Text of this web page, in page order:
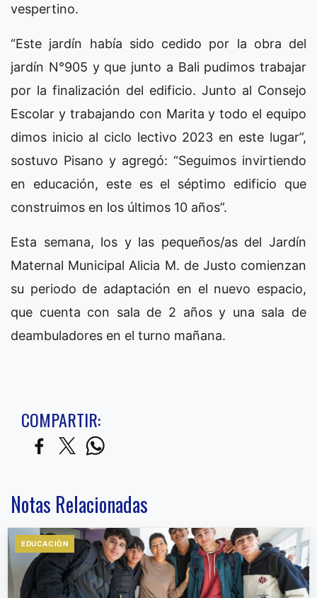
vespertino.
“Este jardín había sido cedido por la obra del
jardín N°905 y que junto a Bali pudimos trabajar
por la finalización del edificio. Junto al Consejo
Escolar y trabajando con Marita y todo el equipo
dimos inicio al ciclo lectivo 2023 en este lugar”,
sostuvo Pisano y agregó: “Seguimos invirtiendo
en educación, este es el séptimo edificio que
construimos en los últimos 10 años”.
Esta semana, los y las pequeños/as del Jardín
Maternal Municipal Alicia M. de Justo comienzan
su periodo de adaptación en el nuevo espacio,
que cuenta con sala de 2 años y una sala de
deambuladores en el turno mañana.
COMPARTIR:
Notas Relacionadas
EDUCACIÒN